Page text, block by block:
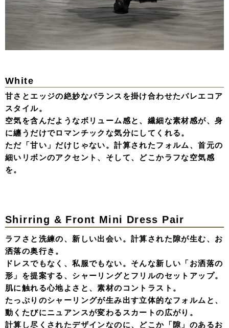
White
甘さとエッジの絶妙なバランスを掛け合わせたバレエコア
スタイル。
空気を含んだようなボリューム感と、繊細な素材感が、身
に纏うだけでロマンチックな気分にしてくれる。
ただ「甘い」だけじゃない。計算されたフォルム、首元の
細いリボンのアクセント、そして、どこかラフな空気感
を。